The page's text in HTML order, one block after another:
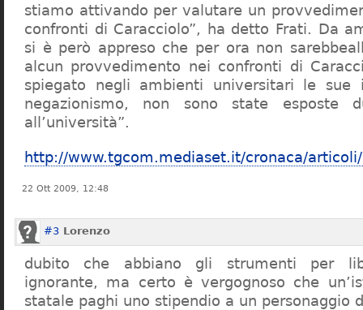
stiamo attivando per valutare un
confronti di Caracciolo”, ha detto Frati. Da
si è però appreso che per ora non
alcun provvedimento nei confronti di
spiegato negli ambienti universitari le sue
negazionismo, non sono state esposte
all’università”.
http://www.tgcom.mediaset.it/cronaca/
22 Ott 2009, 12:48
#3 Lorenzo
dubito che abbiano gli strumenti per
ignorante, ma certo è vergognoso che
statale paghi uno stipendio a un personaggio